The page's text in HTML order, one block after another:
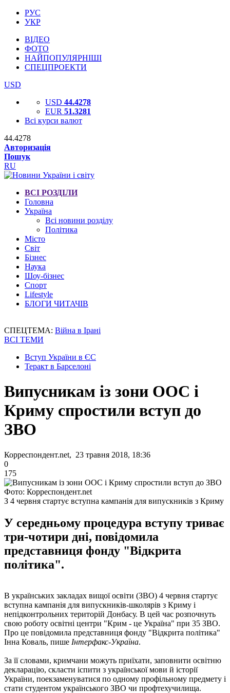
РУС
УКР
ВІДЕО
ФОТО
НАЙПОПУЛЯРНІШІ
СПЕЦПРОЕКТИ
USD
USD 44.4278
EUR 51.3281
Всі курси валют
44.4278
Авторизація
Пошук
RU
ВСІ РОЗДІЛИ
Головна
Україна
Всі новини розділу
Політика
Місто
Світ
Бізнес
Наука
Шоу-бізнес
Спорт
Lifestyle
БЛОГИ ЧИТАЧІВ
СПЕЦТЕМА: Війна в Ірані
ВСІ ТЕМИ
Вступ України в ЄС
Теракт в Барселоні
Випусникам із зони ООС і
Криму спростили вступ до
ЗВО
Корреспондент.net, 23 травня 2018, 18:36
0
175
Фото: Корреспондент.net
З 4 червня стартує вступна кампанія для випускників з Криму
У середньому процедура вступу триває
три-чотири дні, повідомила
представниця фонду "Відкрита
політика".
В українських закладах вищої освіти (ЗВО) 4 червня стартує
вступна кампанія для випускників-школярів з Криму і
непідконтрольних територій Донбасу. В цей час розпочнуть
свою роботу освітні центри "Крим - це Україна" при 35 ЗВО.
Про це повідомила представниця фонду "Відкрита політика"
Інна Коваль, пише Інтерфакс-Україна.
За її словами, кримчани можуть приїхати, заповнити освітню
декларацію, скласти іспити з української мови й історії
України, поекзаменуватися по одному профільному предмету і
стати студентом українського ЗВО чи профтехучилища.